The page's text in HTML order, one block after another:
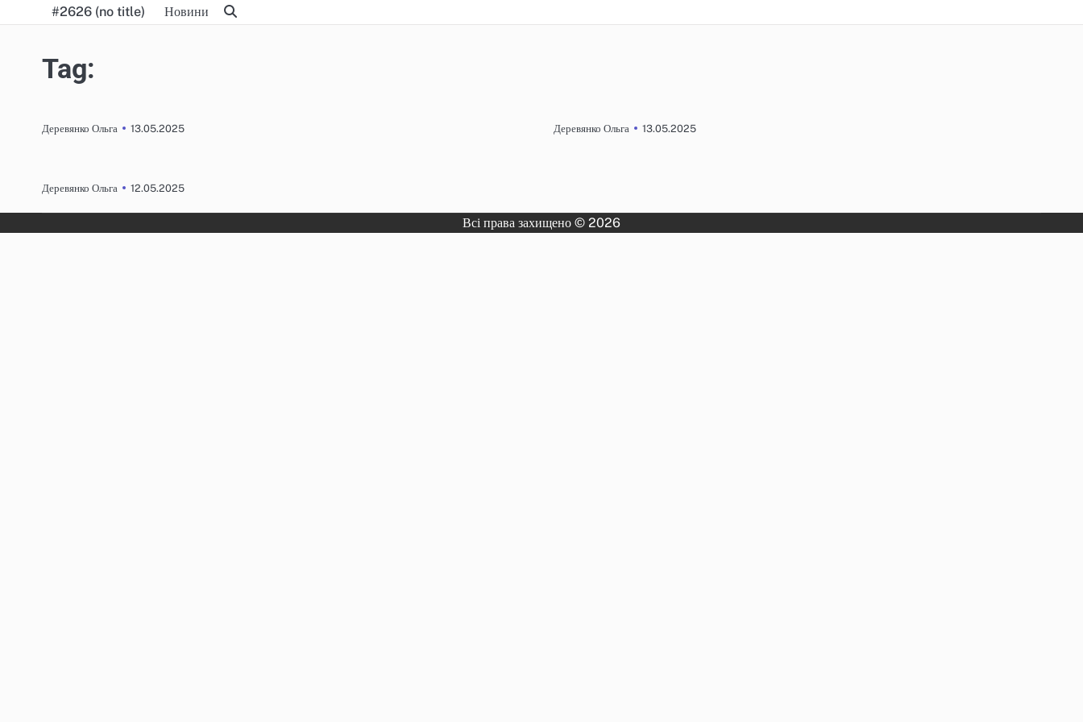
to
#2626 (no title) Новини
Tag:
Деревянко Ольга 13.05.2025 Деревянко Ольга 13.05.2025
Деревянко Ольга 12.05.2025
Всі права захищено © 2026